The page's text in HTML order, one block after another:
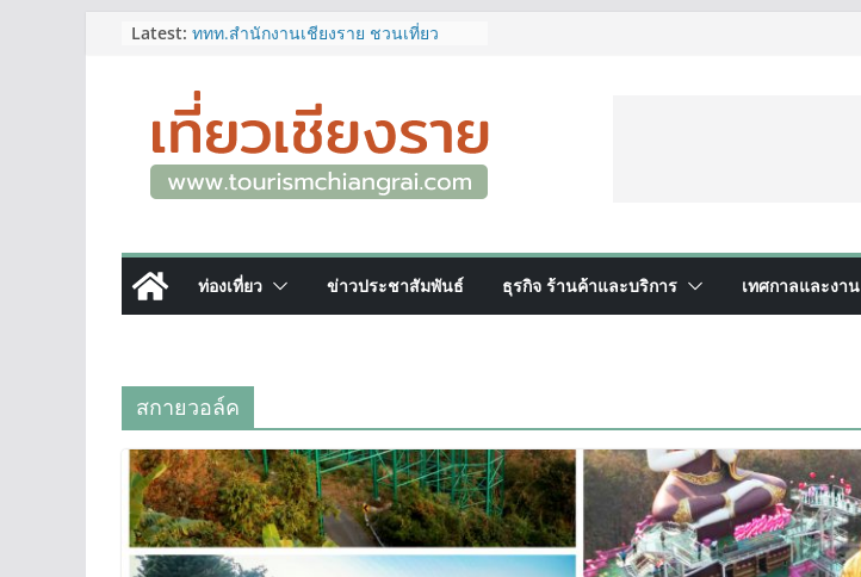
Latest: ททท.สำนักงานเชียงราย ชวนเที่ยว
เก็บแสตมป์ครบ แล้วรับของที่ระลึกสุด
พิเศษ! ทันที
เลขสวย หมวด ขจ เปิดประมูลออนไลน์
แล้ววันนี้ เลขเด่น เลขมงคล ความหมาย
ดีมีให้เลือกหลากหลายทั้ง 301 หมายเลข
จ.เชียงราย ที่ไม่ควรพลาด!
12–16 ส.ค.นี้ เตรียมพบกับมหกรรมสุด
ยิ่งใหญ่แห่งปี “อุตสาหกรรมแฟร์ ล้านนา
ตะวันออก 2026”
ศิลปะมีชีวิต หนุนเศรษฐกิจสร้างสรรค์
และการท่องเที่ยวของเมือง
ท่องเที่ยว ข่าวประชาสัมพันธ์ ธุรกิจ ร้านค้าและบริการ เทศกาลและงาน
สกายวอล์ค